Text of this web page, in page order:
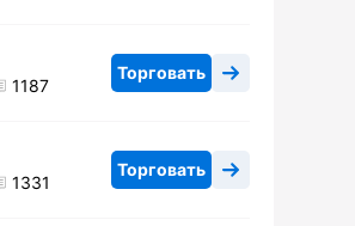
1187
Торговать
1331
Торговать